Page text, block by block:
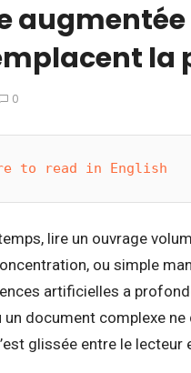
la
0
to read in English
lire un ouvrage
ou simple
artificielles a
un document complexe
glissée entre le lecteur